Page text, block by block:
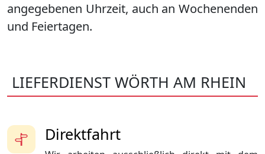
angegebenen Uhrzeit, auch an Wochenenden
und Feiertagen.
LIEFERDIENST WÖRTH AM RHEIN
Direktfahrt